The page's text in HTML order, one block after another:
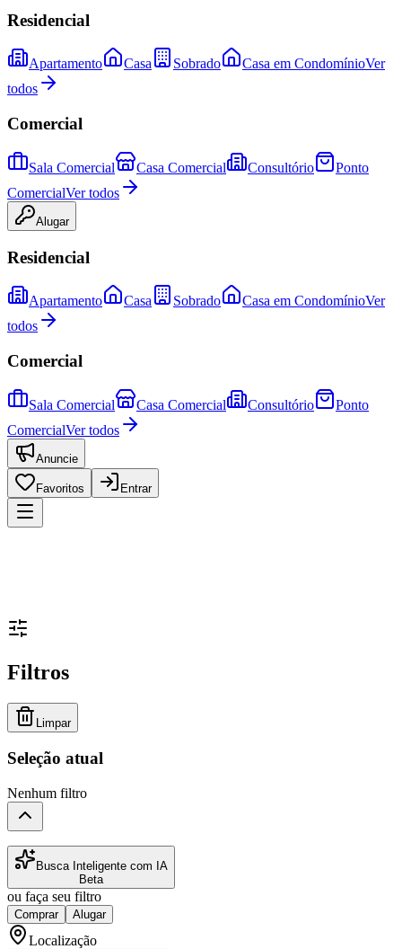
Residencial
Apartamento Casa Sobrado Casa em CondomínioVer
todos
Comercial
Sala Comercial Casa Comercial Consultório
Ponto
ComercialVer todos
Alugar
Residencial
Apartamento Casa Sobrado Casa em CondomínioVer
todos
Comercial
Sala Comercial Casa Comercial Consultório
Ponto
ComercialVer todos
Anuncie
Favoritos Entrar
Filtros
Limpar
Seleção atual
Nenhum filtro
Busca Inteligente com IA
Beta
ou faça seu filtro
Comprar Alugar
Localização